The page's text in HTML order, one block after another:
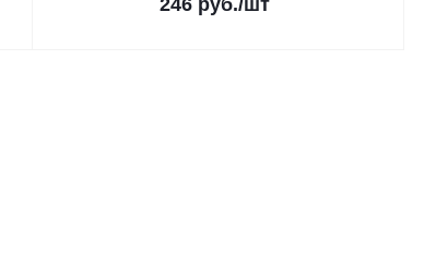
246 руб./шт